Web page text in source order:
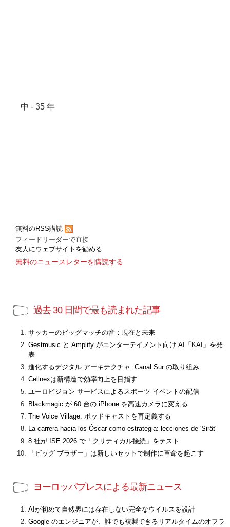
中 - 35 年
無料のRSS購読
フィードリーダーで直接
友人にウェブサイトを勧める
無料のニュースレターを購読する
過去 30 日間で最も読まれた記事
サッカーのビッグマッチの音：現在と未来
Gestmusic と Amplify がエンターテイメント向け AI「KAI」を発
表
進化するデジタル アーキテクチャ: Canal Sur の取り組み
Cellnexは新構造で効率向上を目指す
ユーロビジョン サービスによるスポーツ イベントの配信
Blackmagic が 60 台の iPhone を高速カメラに変える
The Voice Village: ポッドキャストを再定義する
La carrera hacia los Óscar como estrategia: lecciones de 'Sirât'
8 社が ISE 2026 で「クリティカル接続」をテスト
「ビッグ ブラザー」は新しいセットで制作に革命を起こす
ヨーロッパプレスによる最新ニュース
AIが初めて自然界には存在しない完全なウイルスを設計
Google のエンジニアが、誰でも複製できるリアルタイムのオフラ